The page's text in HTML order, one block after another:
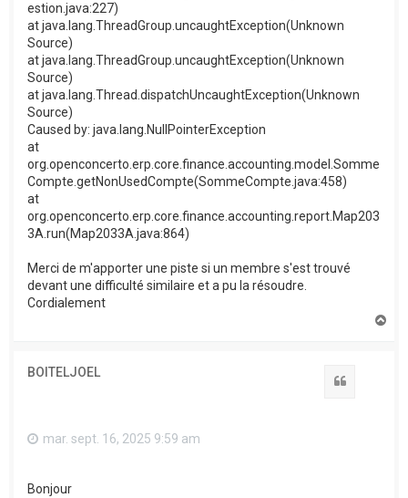
estion.java:227)
at java.lang.ThreadGroup.uncaughtException(Unknown
Source)
at java.lang.ThreadGroup.uncaughtException(Unknown
Source)
at java.lang.Thread.dispatchUncaughtException(Unknown
Source)
Caused by: java.lang.NullPointerException
at
org.openconcerto.erp.core.finance.accounting.model.Somme
Compte.getNonUsedCompte(SommeCompte.java:458)
at
org.openconcerto.erp.core.finance.accounting.report.Map203
3A.run(Map2033A.java:864)
Merci de m'apporter une piste si un membre s'est trouvé
devant une difficulté similaire et a pu la résoudre.
Cordialement
BOITELJOEL
mar. sept. 16, 2025 9:59 am
Bonjour